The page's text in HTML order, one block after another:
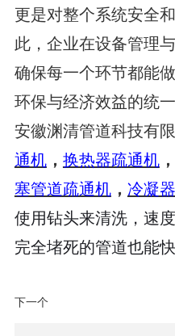
更是对整个系统安全
此，企业在设备管理
确保每一个环节都能
环保与经济效益的统一
安徽渊清管道科技有
通机， 换热器疏通机，
塞管道疏通机， 冷凝
使用钻头来清洗，速
完全堵死的管道也能
下一个